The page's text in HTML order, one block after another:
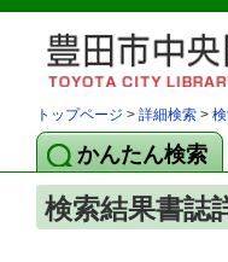
トップページ > 詳細検索 >
かんたん検索
検索結果書誌